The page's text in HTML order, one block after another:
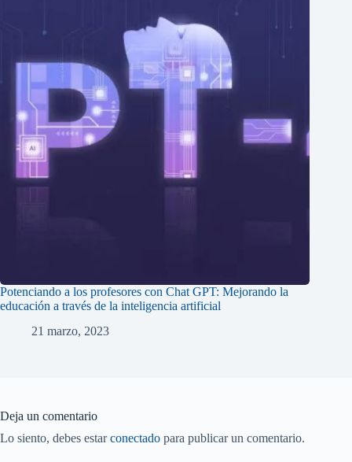
Potenciando a los profesores con Chat GPT: Mejorando la
educación a través de la inteligencia artificial
21 marzo, 2023
Deja un comentario
Lo siento, debes estarconectado para publicar un comentario.